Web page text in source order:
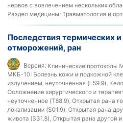
нервов с вовлечением нескольких
Раздел медицины: Травматология и
Последствия термических
отморожений, ран
Версия: Клинические протоколы
МКБ-10: Болезнь кожи и подкожной
излучением, неуточненная (L59.9),
Осложнение хирургического и
неуточненное (T88.9), Открытая рана
локализации (S01.9), Открытая рана
живота (S31.8), Открытая рана другой